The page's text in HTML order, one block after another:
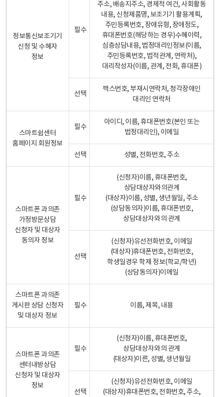
정보통신보조기기
신청 및 수혜자
정보
필수
주소, 배송지주소, 경제적 여건, 사회활동
내용, 신청제품명, 보조기기 활용계획,
주민등록번호, 장애유형, 장애정도,
휴대폰번호(해당하는 경우)수혜이력,
심층상담내용, 법정대리인정보(이름,
주민등록번호, 법적관계, 연락처),
대리작성자(이름, 관계, 전화, 휴대폰)
선택
팩스번호, 부재시연락처, 청각장애인
대리인 연락처
스마트쉼센터
홈페이지 회원정보
필수
아이디, 이름, 휴대폰번호(본인 또는
법정대리인), 이메일
선택 성별, 전화번호, 주소
스마트폰 과의존
가정방문상담
신청자 및 대상자
동의자 정보
필수
(신청자)이름, 휴대폰번호,
상담대상자와의관계
(대상자)이름, 성별, 생년월일, 주소
(상담동의자)이름, 휴대폰번호,
상담대상자와의 관계
선택
(신청자)유선전화번호, 이메일
(대상자)휴대폰번호, 전화번호,
학생일경우 학제 정보(학교/학년)
(상담동의자)이메일
스마트폰 과의존
게시판 상담 신청자
및 대상자 정보
필수 이름, 제목, 내용
스마트폰 과의존
센터내방상담
신청자 및 대상자
정보
필수
(신청자)이름, 휴대폰번호,
상담대상자와의 관계
(대상자)이른, 성별, 생년월일
선택
(신청자)유선전화번호, 이메일
(대상자)휴대폰번호, 전화번호, 주소,